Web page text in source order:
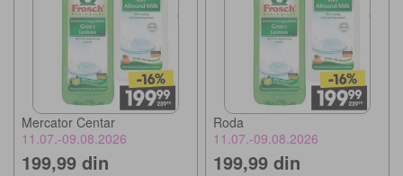
Mercator Centar
11.07.-09.08.2026
199,99 din
Roda
11.07.-09.08.2026
199,99 din